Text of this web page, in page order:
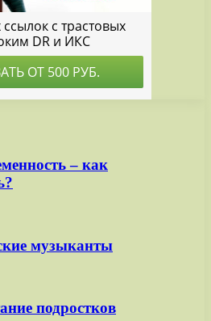
– как
музыканты
подростков